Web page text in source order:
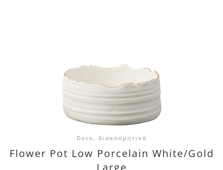
Deco, Διακοσμητικά
Flower Pot Low Porcelain White/Gold
Large